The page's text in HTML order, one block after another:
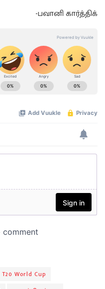
-பவானி கார்த்திக்
T20 World Cup